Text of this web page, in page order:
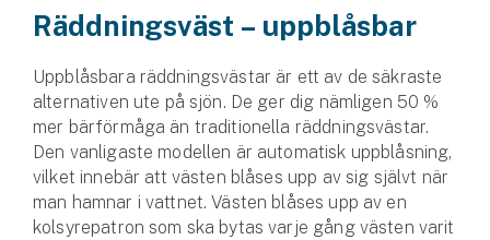
Kommunolycksfall
Försäkring via förmedlare
Se alla försäkringar
Räddningsväst – uppblåsbar
Uppblåsbara räddningsvästar är ett av de säkraste
alternativen ute på sjön. De ger dig nämligen 50 %
mer bärförmåga än traditionella räddningsvästar.
Den vanligaste modellen är automatisk uppblåsning,
vilket innebär att västen blåses upp av sig självt när
man hamnar i vattnet. Västen blåses upp av en
kolsyrepatron som ska bytas varje gång västen varit